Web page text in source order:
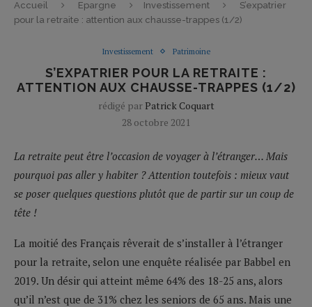
Accueil Epargne Investissement
S’expatrier
pour la retraite : attention aux chausse-trappes (1/2)
Investissement Patrimoine
S’EXPATRIER POUR LA RETRAITE :
ATTENTION AUX CHAUSSE-TRAPPES (1/2)
rédigé par Patrick Coquart
28 octobre 2021
La retraite peut être l’occasion de voyager à l’étranger… Mais
pourquoi pas aller y habiter ? Attention toutefois : mieux vaut
se poser quelques questions plutôt que de partir sur un coup de
tête !
La moitié des Français rêverait de s’installer à l’étranger
pour la retraite, selon une enquête réalisée par Babbel en
2019. Un désir qui atteint même 64% des 18-25 ans, alors
qu’il n’est que de 31% chez les seniors de 65 ans. Mais une